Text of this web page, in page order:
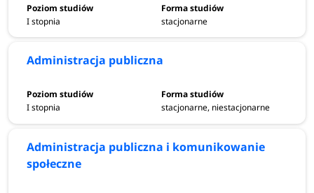
I stopnia stacjonarne
Administracja publiczna
I stopnia stacjonarne, niestacjonarne
Administracja publiczna i komunikowanie
społeczne